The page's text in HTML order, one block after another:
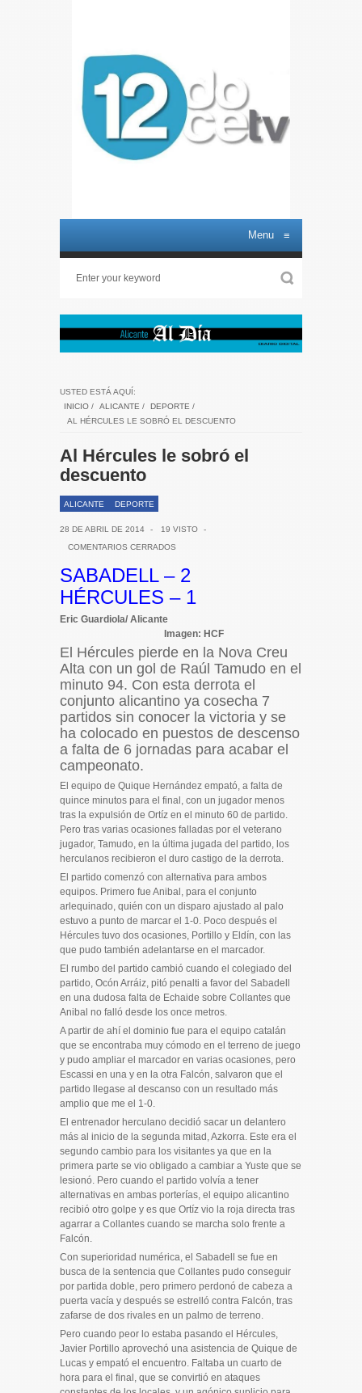
Menu ≡
USTED ESTÁ AQUÍ:
INICIO / ALICANTE / DEPORTE /
AL HÉRCULES LE SOBRÓ EL DESCUENTO
Al Hércules le sobró el
descuento
ALICANTE DEPORTE
28 DE ABRIL DE 2014 - 19 VISTO
-
COMENTARIOS CERRADOS
SABADELL – 2
HÉRCULES – 1
Eric Guardiola/ Alicante
Imagen: HCF
El Hércules pierde en la Nova Creu
Alta con un gol de Raúl Tamudo en el
minuto 94. Con esta derrota el
conjunto alicantino ya cosecha 7
partidos sin conocer la victoria y se
ha colocado en puestos de descenso
a falta de 6 jornadas para acabar el
campeonato.
El equipo de Quique Hernández empató, a falta de
quince minutos para el final, con un jugador menos
tras la expulsión de Ortíz en el minuto 60 de partido.
Pero tras varias ocasiones falladas por el veterano
jugador, Tamudo, en la última jugada del partido, los
herculanos recibieron el duro castigo de la derrota.
El partido comenzó con alternativa para ambos
equipos. Primero fue Anibal, para el conjunto
arlequinado, quién con un disparo ajustado al palo
estuvo a punto de marcar el 1-0. Poco después el
Hércules tuvo dos ocasiones, Portillo y Eldín, con las
que pudo también adelantarse en el marcador.
El rumbo del partido cambió cuando el colegiado del
partido, Ocón Arráiz, pitó penalti a favor del Sabadell
en una dudosa falta de Echaide sobre Collantes que
Anibal no falló desde los once metros.
A partir de ahí el dominio fue para el equipo catalán
que se encontraba muy cómodo en el terreno de juego
y pudo ampliar el marcador en varias ocasiones, pero
Escassi en una y en la otra Falcón, salvaron que el
partido llegase al descanso con un resultado más
amplio que me el 1-0.
El entrenador herculano decidió sacar un delantero
más al inicio de la segunda mitad, Azkorra. Este era el
segundo cambio para los visitantes ya que en la
primera parte se vio obligado a cambiar a Yuste que se
lesionó. Pero cuando el partido volvía a tener
alternativas en ambas porterías, el equipo alicantino
recibió otro golpe y es que Ortíz vio la roja directa tras
agarrar a Collantes cuando se marcha solo frente a
Falcón.
Con superioridad numérica, el Sabadell se fue en
busca de la sentencia que Collantes pudo conseguir
por partida doble, pero primero perdonó de cabeza a
puerta vacía y después se estrelló contra Falcón, tras
zafarse de dos rivales en un palmo de terreno.
Pero cuando peor lo estaba pasando el Hércules,
Javier Portillo aprovechó una asistencia de Quique de
Lucas y empató el encuentro. Faltaba un cuarto de
hora para el final, que se convirtió en ataques